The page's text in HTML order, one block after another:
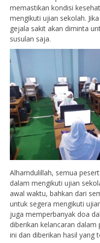
memastikan kondisi
mengikuti ujian sekolah.
gejala sakit akan diminta
susulan saja.
Alhamdulillah, semua
dalam mengikuti ujian
awal waktu, bahkan dari
untuk segera mengikuti
juga memperbanyak doa
diberikan kelancaran
ini dan diberikan hasil yang